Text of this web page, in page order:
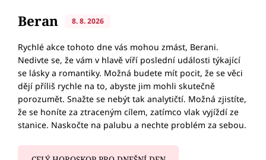
Beran 8. 8. 2026
Rychlé akce tohoto dne vás mohou zmást, Berani.
Nedivte se, že vám v hlavě víří poslední události týkající
se lásky a romantiky. Možná budete mít pocit, že se věci
dějí příliš rychle na to, abyste jim mohli skutečně
porozumět. Snažte se nebýt tak analytičtí. Možná zjistíte,
že se honíte za ztraceným cílem, zatímco vlak vyjíždí ze
stanice. Naskočte na palubu a nechte problém za sebou.